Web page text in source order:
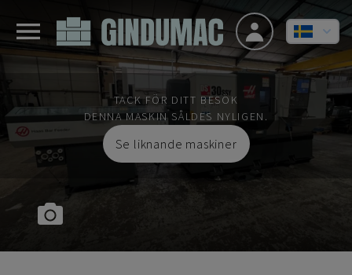
TACK FÖR DITT BESÖK
DENNA MASKIN SÅLDES NYLIGEN.
Se liknande maskiner